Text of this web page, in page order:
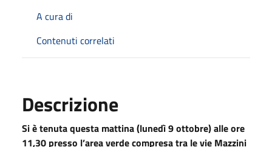
A cura di
Contenuti correlati
Descrizione
Si è tenuta questa mattina (lunedì 9 ottobre) alle ore
11,30 presso l’area verde compresa tra le vie Mazzini